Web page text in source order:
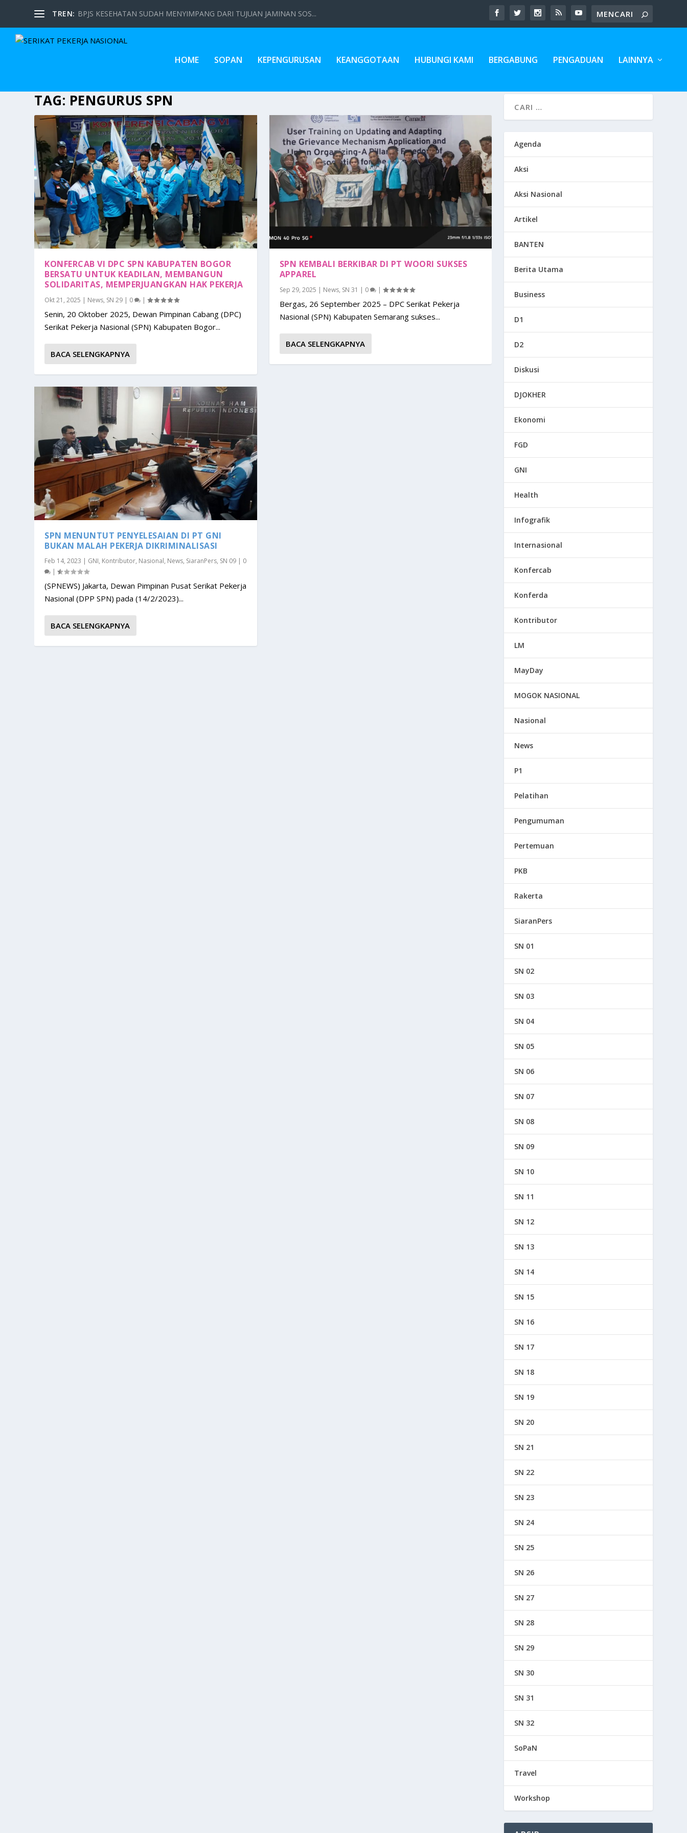
TREN: BPJS KESEHATAN SUDAH MENYIMPANG DARI TUJUAN JAMINAN SOS...
HOME SOPAN KEPENGURUSAN KEANGGOTAAN HUBUNGI KAMI BERGABUNG PENGADUAN LAINNYA
TAG: PENGURUS SPN
KONFERCAB VI DPC SPN KABUPATEN BOGOR
BERSATU UNTUK KEADILAN, MEMBANGUN
SOLIDARITAS, MEMPERJUANGKAN HAK PEKERJA
Okt 21, 2025 | News, SN 29 | 0 |
Senin, 20 Oktober 2025, Dewan Pimpinan Cabang (DPC)
Serikat Pekerja Nasional (SPN) Kabupaten Bogor...
BACA SELENGKAPNYA
SPN MENUNTUT PENYELESAIAN DI PT GNI
BUKAN MALAH PEKERJA DIKRIMINALISASI
Feb 14, 2023 | GNI, Kontributor, Nasional, News, SiaranPers, SN 09 | 0
|
(SPNEWS) Jakarta, Dewan Pimpinan Pusat Serikat Pekerja
Nasional (DPP SPN) pada (14/2/2023)...
BACA SELENGKAPNYA
SPN KEMBALI BERKIBAR DI PT WOORI SUKSES
APPAREL
Sep 29, 2025 | News, SN 31 | 0 |
Bergas, 26 September 2025 – DPC Serikat Pekerja
Nasional (SPN) Kabupaten Semarang sukses...
BACA SELENGKAPNYA
Agenda
Aksi
Aksi Nasional
Artikel
BANTEN
Berita Utama
Business
D1
D2
Diskusi
DJOKHER
Ekonomi
FGD
GNI
Health
Infografik
Internasional
Konfercab
Konferda
Kontributor
LM
MayDay
MOGOK NASIONAL
Nasional
News
P1
Pelatihan
Pengumuman
Pertemuan
PKB
Rakerta
SiaranPers
SN 01
SN 02
SN 03
SN 04
SN 05
SN 06
SN 07
SN 08
SN 09
SN 10
SN 11
SN 12
SN 13
SN 14
SN 15
SN 16
SN 17
SN 18
SN 19
SN 20
SN 21
SN 22
SN 23
SN 24
SN 25
SN 26
SN 27
SN 28
SN 29
SN 30
SN 31
SN 32
SoPaN
Travel
Workshop